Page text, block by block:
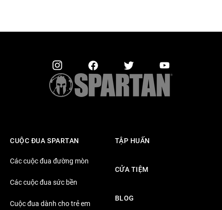
CUỘC ĐUA SPARTAN
Các cuộc đua đường mòn
Các cuộc đua sức bền
Cuộc đua dành cho trẻ em
TẬP HUẤN
CỬA TIỆM
BLOG